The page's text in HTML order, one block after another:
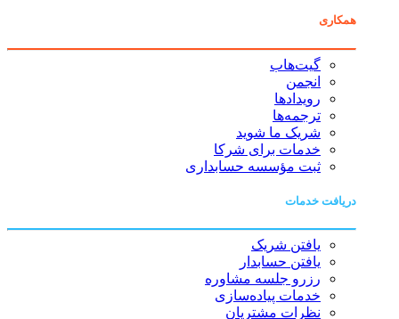
همکاری
گیت‌هاب
انجمن
رویدادها
ترجمه‌ها
شریک ما شوید
خدمات برای شرکا
ثبت مؤسسه حسابداری
دریافت خدمات
یافتن شریک
یافتن حسابدار
رزرو جلسه مشاوره
خدمات پیاده‌سازی
نظرات مشتریان